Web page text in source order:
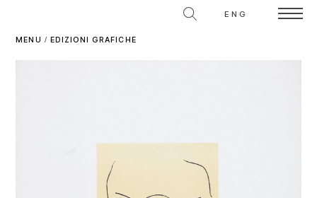
ENG
MENU / EDIZIONI GRAFICHE